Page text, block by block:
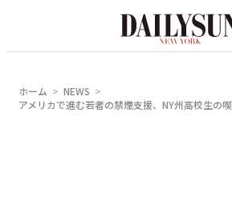
ホーム
NEWS
アメリカで進む若者の禁煙支援、NY州高校生の